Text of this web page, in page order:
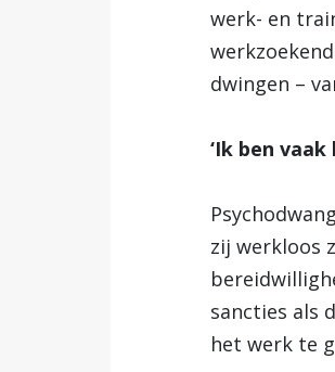
werk- en
dwingen –
‘Ik ben vaak
zij werkloos
sancties als
het werk te